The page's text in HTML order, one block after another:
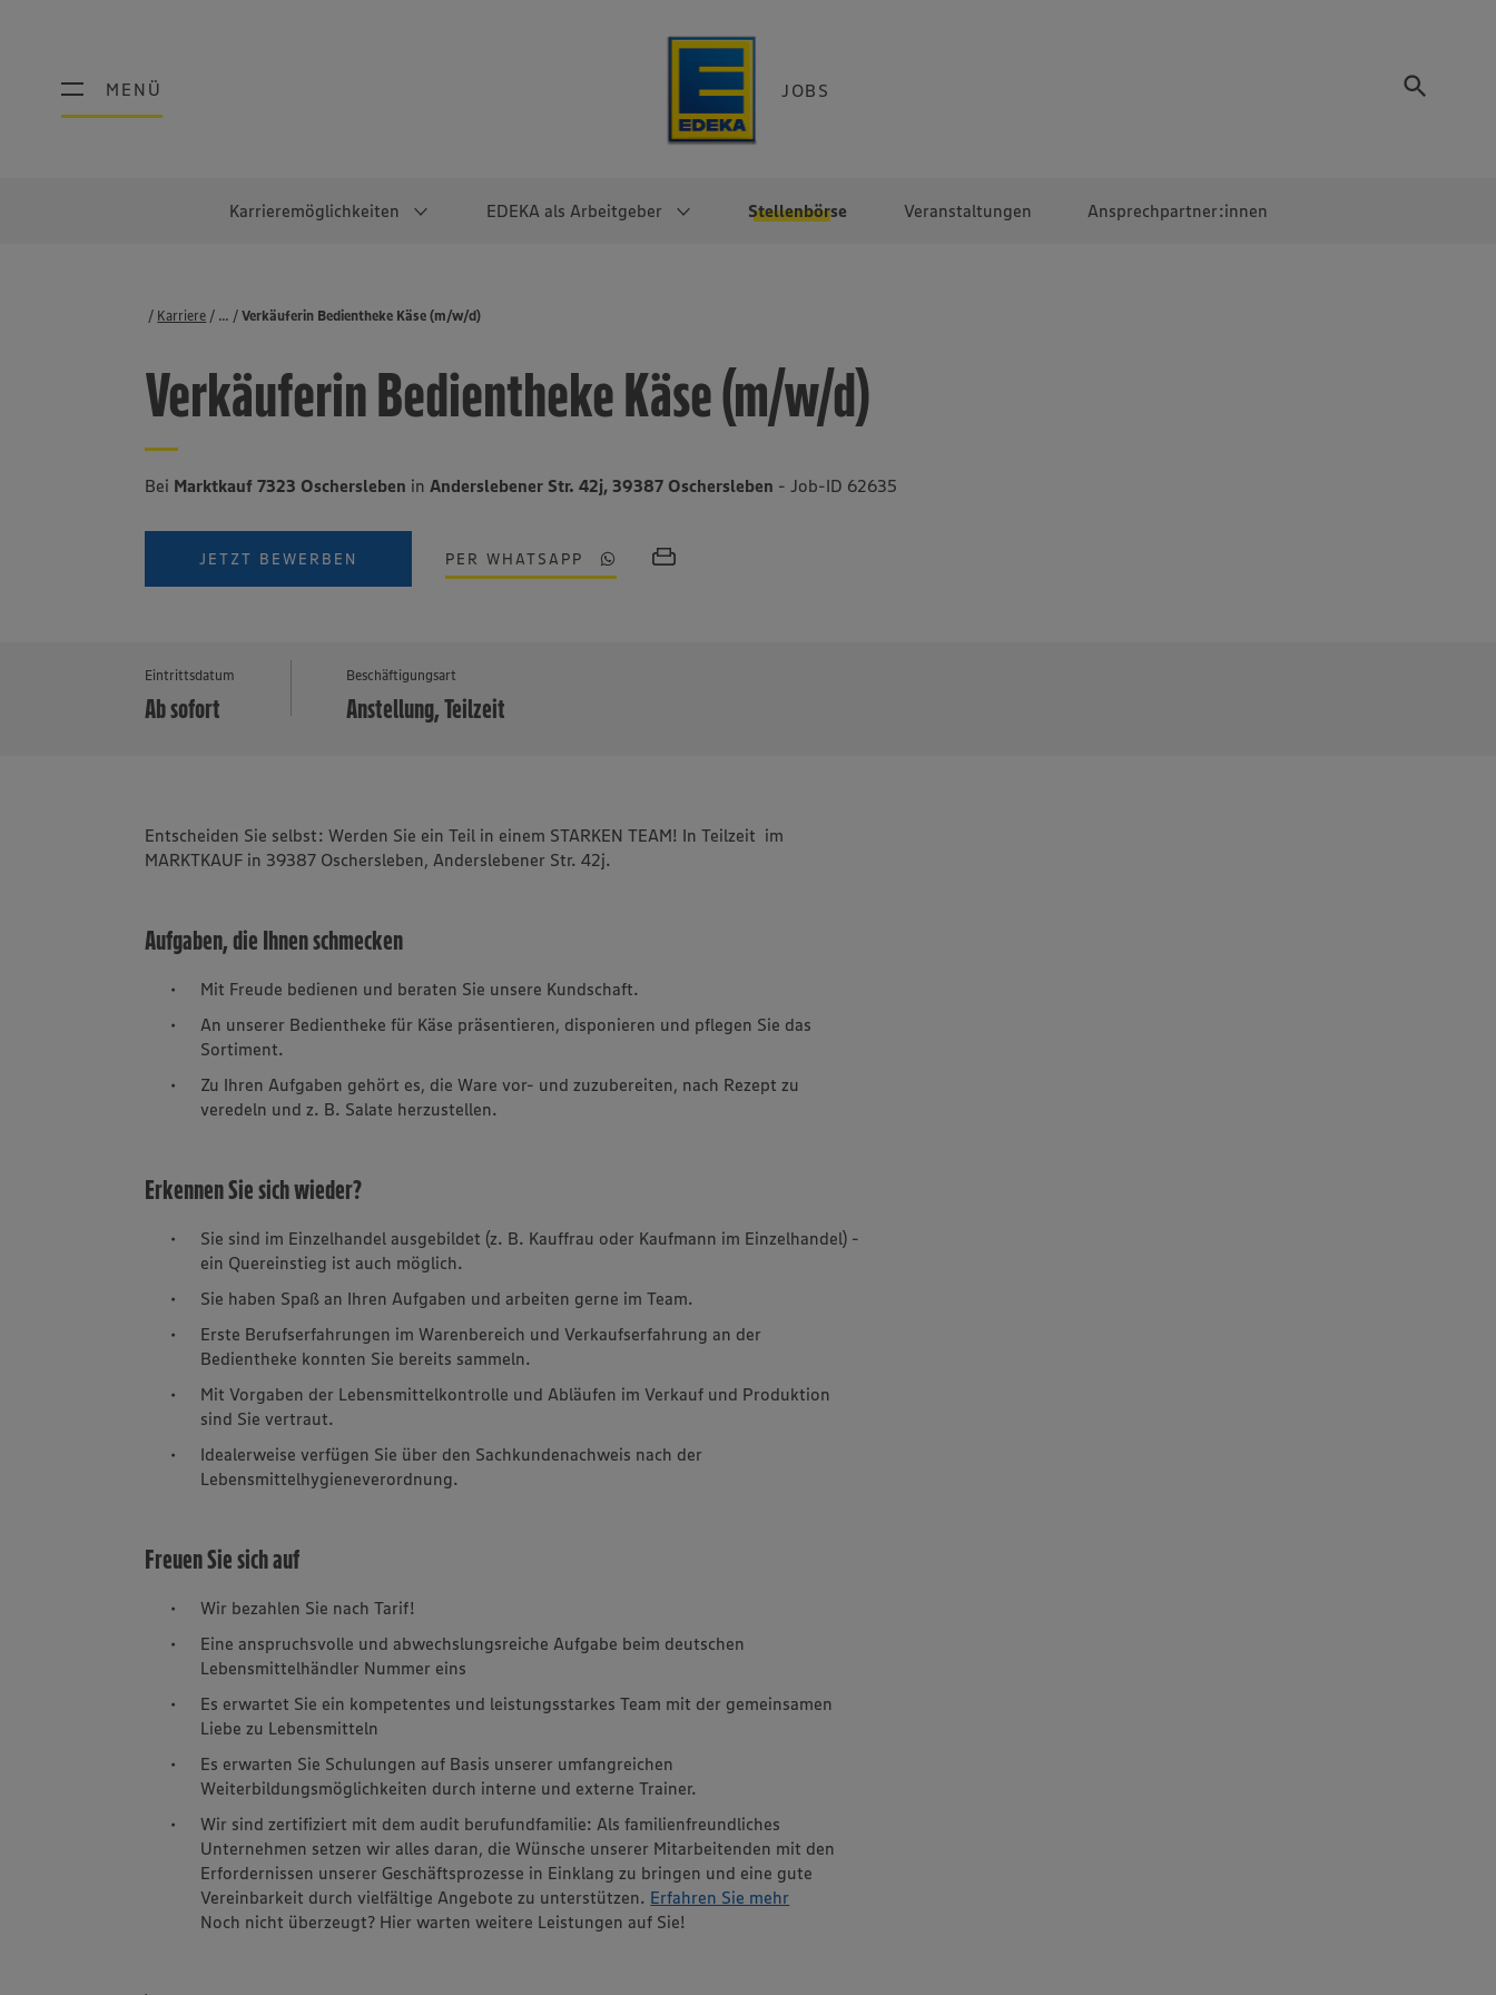
MENÜ JOBS
MENÜ
Karrieremöglichkeiten EDEKA als Arbeitgeber Stellenbörse Veranstaltungen Ansprechpartner:innen
Schülerpraktikum Abschlussarbeiten
Werkstudierendentätigkeit
Direkteinstieg
Noch Fragen?
Selbstständig mit EDEKA
Faires Gehalt
Diversität
Lebensmittelproduktion
Lager & Logistik
EDEKA Fruchtkontor
EDEKA-
Regionalgesellschaften
Karriere Stellenbörse
Verkäuferin Bedientheke Käse (m/w/d)
...
Verkäuferin Bedientheke Käse (m/w/d)
Bei Marktkauf 7323 Oschersleben inAnderslebener Str. 42j, 39387 Oschersleben - Job-ID 62635
JETZT BEWERBEN PER WHATSAPP
Eintrittsdatum
Ab sofort
Beschäftigungsart
Anstellung, Teilzeit
Entscheiden Sie selbst: Werden Sie ein Teil in einem STARKEN TEAM! In Teilzeit im
MARKTKAUF in 39387 Oschersleben, Anderslebener Str. 42j.
Aufgaben, die Ihnen schmecken
Mit Freude bedienen und beraten Sie unsere Kundschaft.
An unserer Bedientheke für Käse präsentieren, disponieren und pflegen Sie das
Sortiment.
Zu Ihren Aufgaben gehört es, die Ware vor- und zuzubereiten, nach Rezept zu
veredeln und z. B. Salate herzustellen.
Erkennen Sie sich wieder?
Sie sind im Einzelhandel ausgebildet (z. B. Kauffrau oder Kaufmann im Einzelhandel) -
ein Quereinstieg ist auch möglich.
Sie haben Spaß an Ihren Aufgaben und arbeiten gerne im Team.
Erste Berufserfahrungen im Warenbereich und Verkaufserfahrung an der
Bedientheke konnten Sie bereits sammeln.
Mit Vorgaben der Lebensmittelkontrolle und Abläufen im Verkauf und Produktion
sind Sie vertraut.
Idealerweise verfügen Sie über den Sachkundenachweis nach der
Lebensmittelhygieneverordnung.
Freuen Sie sich auf
Wir bezahlen Sie nach Tarif!
Eine anspruchsvolle und abwechslungsreiche Aufgabe beim deutschen
Lebensmittelhändler Nummer eins
Es erwartet Sie ein kompetentes und leistungsstarkes Team mit der gemeinsamen
Liebe zu Lebensmitteln
Es erwarten Sie Schulungen auf Basis unserer umfangreichen
Weiterbildungsmöglichkeiten durch interne und externe Trainer.
Wir sind zertifiziert mit dem audit berufundfamilie: Als familienfreundliches
Unternehmen setzen wir alles daran, die Wünsche unserer Mitarbeitenden mit den
Erfordernissen unserer Geschäftsprozesse in Einklang zu bringen und eine gute
Vereinbarkeit durch vielfältige Angebote zu unterstützen. Erfahren Sie mehr
Noch nicht überzeugt? Hier warten weitere Leistungen auf Sie!